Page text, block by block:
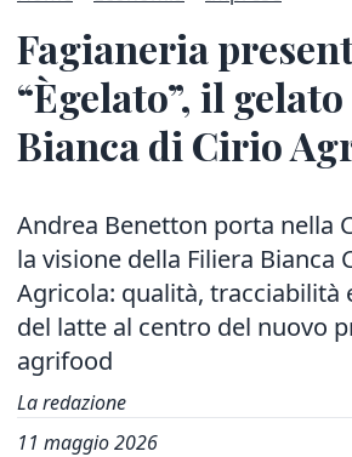
Fagianeria
“Ègelato”, il
Bianca di Cirio
Andrea Benetton porta nella
la visione della Filiera Bianca
Agricola: qualità, tracciabilità
del latte al centro del nuovo
agrifood
La redazione
11 maggio 2026